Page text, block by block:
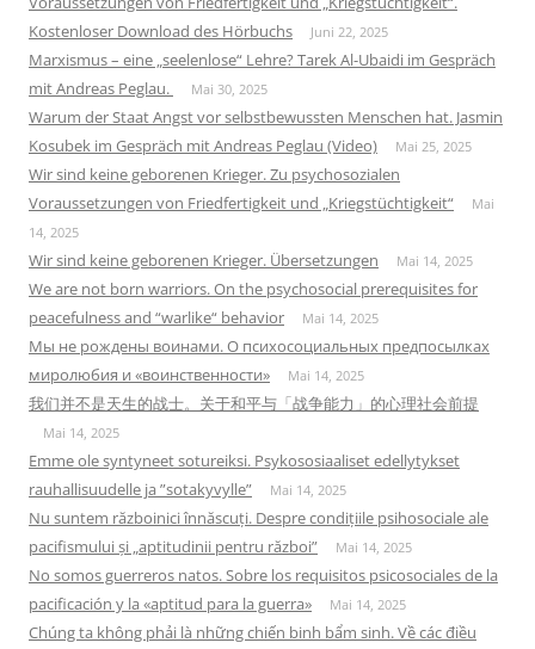
Kostenloser Download des Hörbuchs
Juni 22, 2025
Marxismus – eine „seelenlose“ Lehre? Tarek Al-Ubaidi im Gespräch
mit Andreas Peglau.
Mai 30, 2025
Warum der Staat Angst vor selbstbewussten Menschen hat. Jasmin
Kosubek im Gespräch mit Andreas Peglau (Video)
Mai 25, 2025
Wir sind keine geborenen Krieger. Zu psychosozialen
Voraussetzungen von Friedfertigkeit und „Kriegstüchtigkeit“
Mai
14, 2025
Wir sind keine geborenen Krieger. Übersetzungen Mai 14, 2025
We are not born warriors. On the psychosocial prerequisites for
peacefulness and “warlike“ behavior
Mai 14, 2025
Мы не рождены воинами. О психосоциальных предпосылках
миролюбия и «воинственности»
Mai 14, 2025
我们并不是天生的战士。关于和平与「战争能力」的心理社会前提
Mai 14, 2025
Emme ole syntyneet sotureiksi. Psykososiaaliset edellytykset
rauhallisuudelle ja ”sotakyvylle”
Mai 14, 2025
Nu suntem războinici înnăscuți. Despre condițiile psihosociale ale
pacifismului și „aptitudinii pentru război”
Mai 14, 2025
No somos guerreros natos. Sobre los requisitos psicosociales de la
pacificación y la «aptitud para la guerra»
Mai 14, 2025
Chúng ta không phải là những chiến binh bẩm sinh. Về các điều